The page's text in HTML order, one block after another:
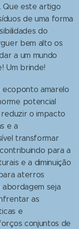
Que este artigo
de uma forma
do
bem alto os
a um mundo
Um brinde!
ecoponto amarelo
potencial
o impacto
e a
transformar
para a
e a diminuição
aterros
seja
as
e
conjuntos de